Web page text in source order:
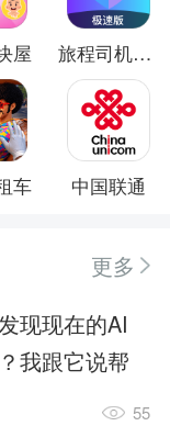
屋 旅程司机极速版
车 中国联通
更多
现在的AI
我跟它说帮
的闹钟，它
55